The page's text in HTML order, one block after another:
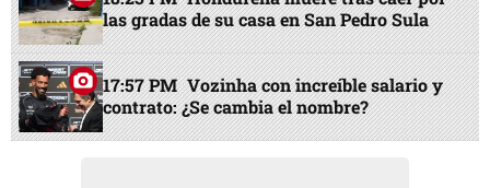
las gradas de su casa en San Pedro Sula
17:57 PM Vozinha con increíble salario y
contrato: ¿Se cambia el nombre?